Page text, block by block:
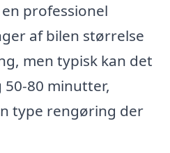
professionel
af bilen størrelse
men typisk kan det
80 minutter,
type rengøring der